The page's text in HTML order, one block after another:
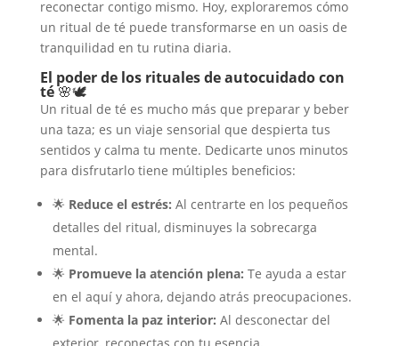
reconectar contigo mismo. Hoy, exploraremos cómo
un ritual de té puede transformarse en un oasis de
tranquilidad en tu rutina diaria.
El poder de los rituales de autocuidado con
té🌸🕊️
Un ritual de té es mucho más que preparar y beber
una taza; es un viaje sensorial que despierta tus
sentidos y calma tu mente. Dedicarte unos minutos
para disfrutarlo tiene múltiples beneficios:
🌟 Reduce el estrés: Al centrarte en los pequeños
detalles del ritual, disminuyes la sobrecarga
mental.
🌟 Promueve la atención plena: Te ayuda a estar
en el aquí y ahora, dejando atrás preocupaciones.
🌟 Fomenta la paz interior: Al desconectar del